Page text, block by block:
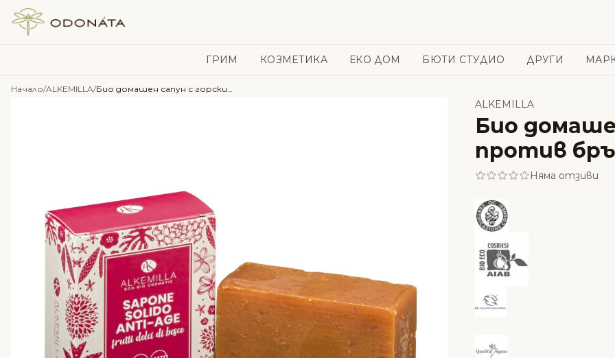
Skip to content
ГРИМ КОЗМЕТИКА ЕКО ДОМ БЮТИ СТУДИО ДРУГИ
Начало/ALKEMILLA/ Био домашен сапун с горски плодове против бръчки – Alkemilla
ALKEMILLA
Био
против
Няма отзиви